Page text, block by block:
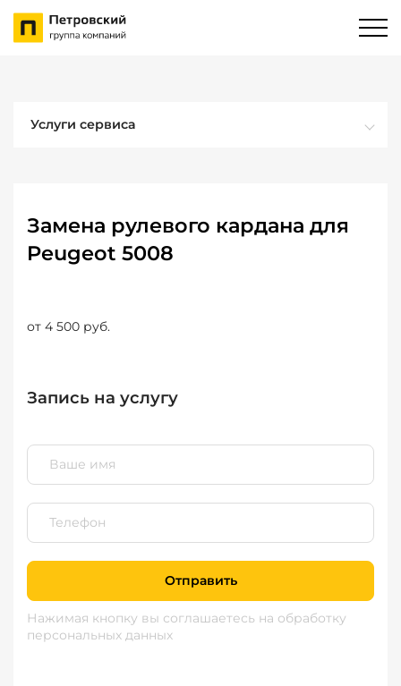
Услуги сервиса
Замена рулевого кардана для
Peugeot 5008
от 4 500 руб.
Запись на услугу
Отправить
Нажимая кнопку вы соглашаетесь на обработку
персональных данных